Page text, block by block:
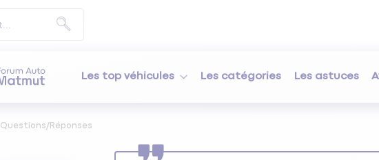
Les top véhicules Les catégories Les astuces
Questions/Réponses